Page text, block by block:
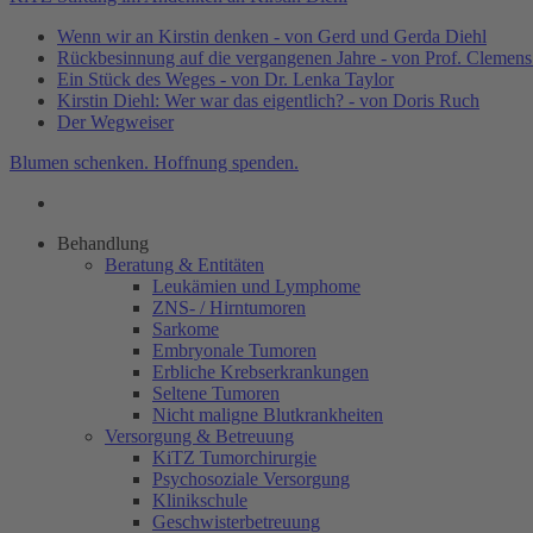
Wenn wir an Kirstin denken - von Gerd und Gerda Diehl
Rückbesinnung auf die vergangenen Jahre - von Prof.
Ein Stück des Weges - von Dr. Lenka Taylor
Kirstin Diehl: Wer war das eigentlich? - von Doris Ruch
Der Wegweiser
Blumen schenken. Hoffnung spenden.
Behandlung
Beratung & Entitäten
Leukämien und Lymphome
ZNS- / Hirntumoren
Sarkome
Embryonale Tumoren
Erbliche Krebserkrankungen
Seltene Tumoren
Nicht maligne Blutkrankheiten
Versorgung & Betreuung
KiTZ Tumorchirurgie
Psychosoziale Versorgung
Klinikschule
Geschwisterbetreuung